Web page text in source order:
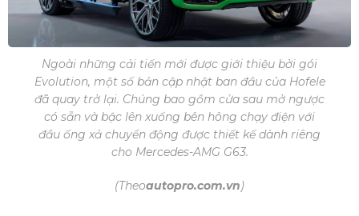
Ngoài những cải tiến mới được giới thiệu bởi gói
Evolution, một số bản cập nhật ban đầu của Hofele
đã quay trở lại. Chúng bao gồm cửa sau mở ngược
có sẵn và bậc lên xuống bên hông chạy điện với
đầu ống xả chuyển động được thiết kế dành riêng
cho Mercedes-AMG G63.
(Theoautopro.com.vn)